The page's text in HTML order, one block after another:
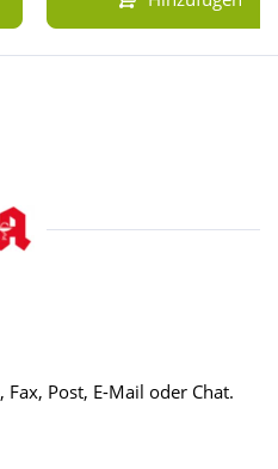
Post, E-Mail oder Chat.